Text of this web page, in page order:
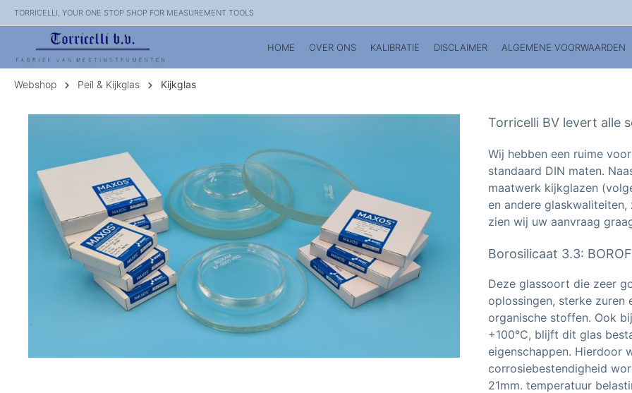
TORRICELLI, YOUR ONE STOP SHOP FOR MEASUREMENT TOOLS
HOME OVER ONS KALIBRATIE DISCLAIMER ALGEMENE VOORWAARDEN
Webshop Peil & Kijkglas Kijkglas
Torricelli BV levert alle
Wij hebben een ruime
standaard DIN maten.
maatwerk kijkglazen
en andere
zien wij uw aanvraag
Borosilicaat 3.3:
Deze glassoort die zeer
oplossingen, sterke zuren
organische stoffen. Ook
+100°C, blijft dit glas
eigenschappen. Hierdoor
corrosiebestendigheid
21mm. temperatuur